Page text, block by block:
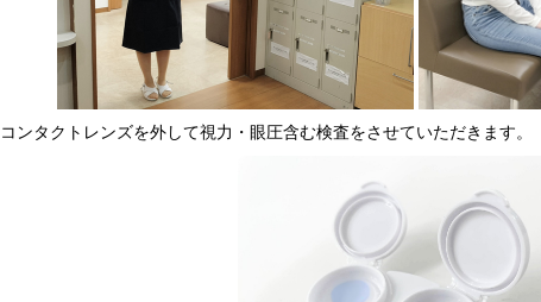
コンタクトレンズを外して視力・眼圧含む検査をさせていただきます。